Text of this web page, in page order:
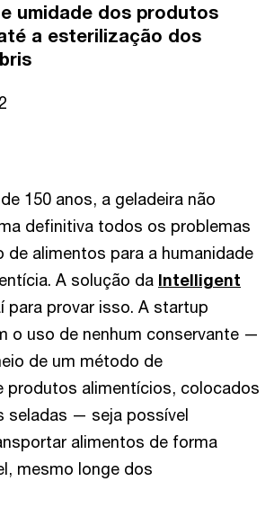
umidade dos produtos
a esterilização dos
150 anos, a geladeira não
definitiva todos os problemas
de alimentos para a humanidade
A solução da Intelligent
para provar isso. A startup
o uso de nenhum conservante —
de um método de
produtos alimentícios, colocados
seladas — seja possível
alimentos de forma
mesmo longe dos